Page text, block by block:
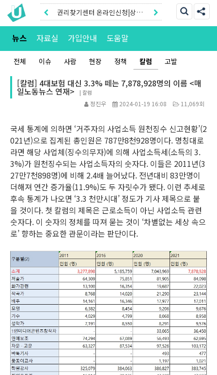
권리찾기센터 온라인신청|상담
톡
권리찾기유니온 조합원|후원안
뉴스 자료실 가입안내 도움말
전체 이슈 사람 현장 정책 칼럼 고발
[칼럼] 4대보험 대신 3.3% 떼는 7,878,928명의 이름 <매
일노동뉴스 연재> | 칼럼
정진우 2024-01-19 16:08 11,069회
국세 통계에 의하면 ‘거주자의 사업소득 원천징수 신고현황’(2
021년)으로 집계된 총인원은 787만8천928명이다. 명칭대로
라면 해당 사업체(징수의무자)에 의해 사업소득세(소득의 3.
3%)가 원천징수되는 사업소득자의 숫자다. 이들은 2011년(3
27만7천898명)에 비해 2.4배 늘어났다. 전년대비 83만명이
더해져 연간 증가율(11.9%)도 두 자릿수가 됐다. 이런 추세로
후속 통계가 나오면 ‘3.3 천만시대’ 정도가 기사 제목으로 붙
을 것이다. 첫 칼럼의 제목은 근로소득이 아닌 사업소득 관련
숫자다. 이 숫자의 정체를 따져 묻는 것이 ‘차별없는 세상 속으
로’ 향하는 중요한 관문이라는 판단이다.